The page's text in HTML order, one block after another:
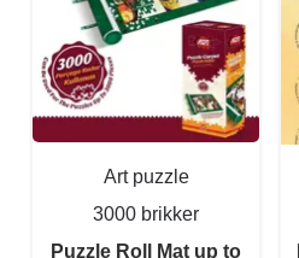
Art puzzle
3000 brikker
Puzzle Roll Mat up to